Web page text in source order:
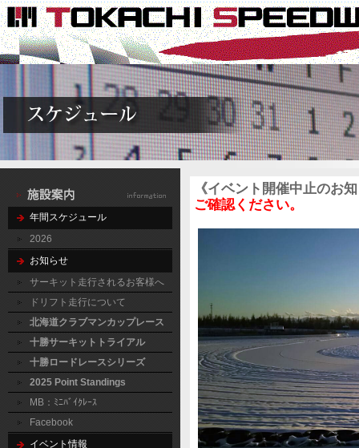
年間スケジュール
2026
お知らせ
サーキット走行されるお客様へ
ドリフト走行について
北海道クラブマンカップレース
十勝サーキットトライアル
十勝ロードレースシリーズ
2025 Point Standings
MB：ﾐﾆﾊﾞｲｸﾚｰｽ
Facebook
イベント情報
《イベント開催中止のお
ご確認ください。